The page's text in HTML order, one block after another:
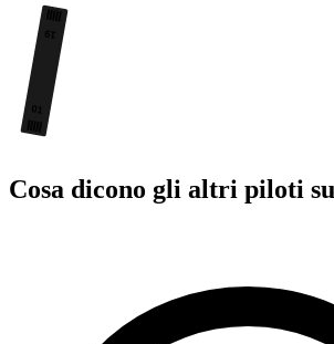
19
01
Cosa dicono gli altri piloti